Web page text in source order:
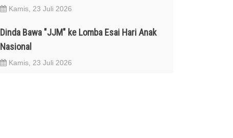
Kamis, 23 Juli 2026
Dinda Bawa "JJM" ke Lomba Esai Hari Anak
Nasional
Kamis, 23 Juli 2026